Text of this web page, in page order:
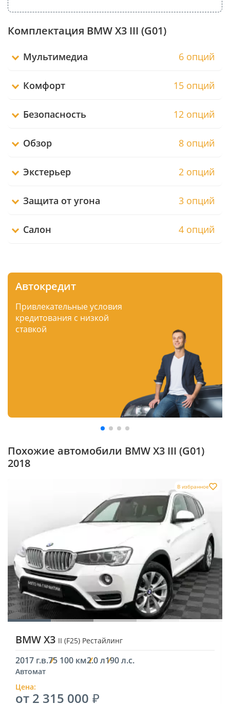
Комплектация BMW X3 III (G01)
Мультимедиа 6 опций
Комфорт 15 опций
Безопасность 12 опций
Обзор 8 опций
Экстерьер 2 опций
Защита от угона 3 опций
Салон 4 опций
Автокредит
Привлекательные условия
кредитования с низкой
ставкой
Похожие автомобили BMW X3 III (G01)
2018
В избранное
BMW X3 II (F25) Рестайлинг
2017 г.в.75 100 км2.0 л190 л.с.
Автомат
Цена:
от 2 315 000